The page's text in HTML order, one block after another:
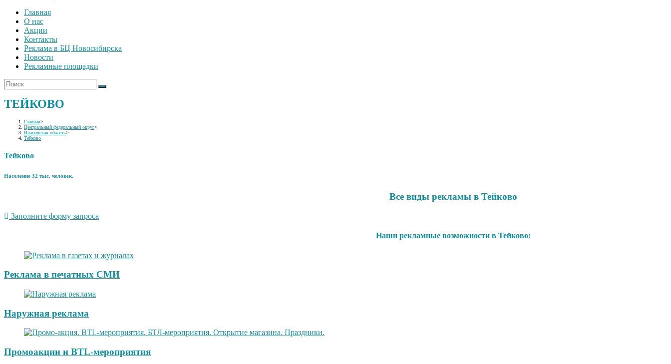
Главная
О нас
Акции
Контакты
Реклама в БЦ Новосибирска
Новости
Рекламные площадки
ТЕЙКОВО
Главная>
Центральный федеральный округ>
Ивановская область>
Тейково
Тейково
Население 32 тыс. человек.
Все виды рекламы в Тейково
Заполните форму запроса
Наши рекламные возможности в Тейково:
Реклама в печатных СМИ
Наружная реклама
Промоакции и BTL-мероприятия